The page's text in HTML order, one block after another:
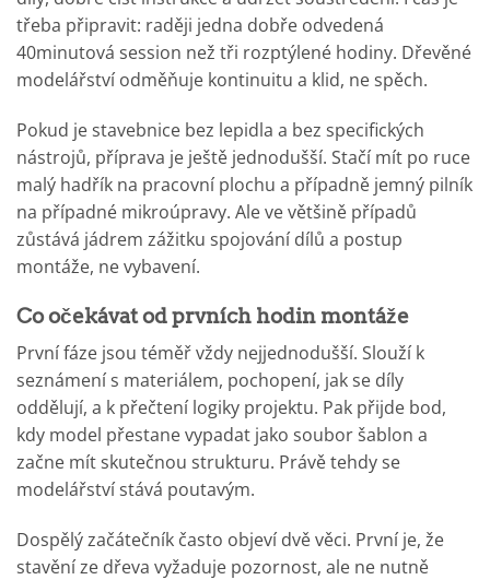
třeba připravit: raději jedna dobře odvedená
40minutová session než tři rozptýlené hodiny. Dřevěné
modelářství odměňuje kontinuitu a klid, ne spěch.
Pokud je stavebnice bez lepidla a bez specifických
nástrojů, příprava je ještě jednodušší. Stačí mít po ruce
malý hadřík na pracovní plochu a případně jemný pilník
na případné mikroúpravy. Ale ve většině případů
zůstává jádrem zážitku spojování dílů a postup
montáže, ne vybavení.
Co očekávat od prvních hodin montáže
První fáze jsou téměř vždy nejjednodušší. Slouží k
seznámení s materiálem, pochopení, jak se díly
oddělují, a k přečtení logiky projektu. Pak přijde bod,
kdy model přestane vypadat jako soubor šablon a
začne mít skutečnou strukturu. Právě tehdy se
modelářství stává poutavým.
Dospělý začátečník často objeví dvě věci. První je, že
stavění ze dřeva vyžaduje pozornost, ale ne nutně